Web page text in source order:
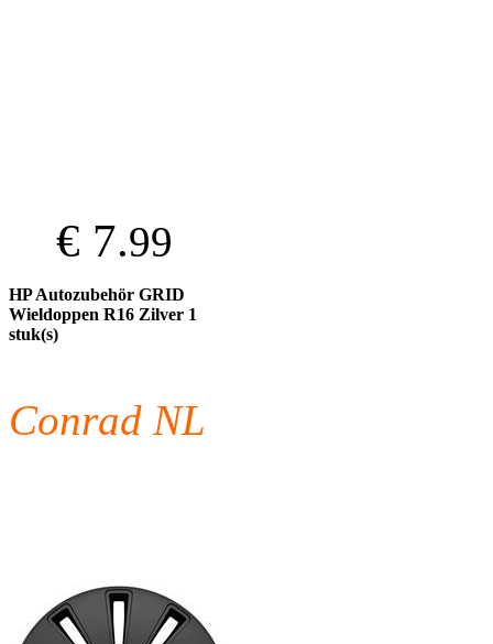
€ 7.99
HP Autozubehör GRID
Wieldoppen R16 Zilver 1
stuk(s)
Conrad NL